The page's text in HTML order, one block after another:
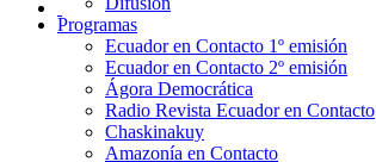
Programas
Ecuador en Contacto 1º emisión
Ecuador en Contacto 2º emisión
Ágora Democrática
Radio Revista Ecuador en Contacto
Chaskinakuy
Amazonía en Contacto